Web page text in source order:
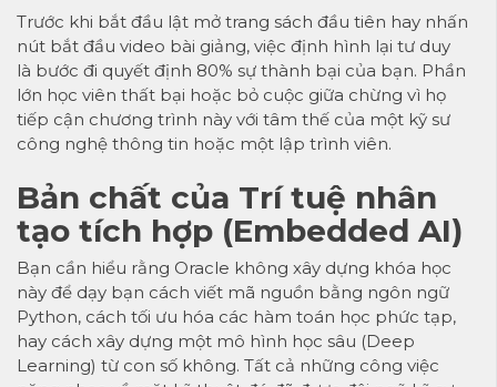
Trước khi bắt đầu lật mở trang sách đầu tiên hay nhấn
nút bắt đầu video bài giảng, việc định hình lại tư duy
là bước đi quyết định 80% sự thành bại của bạn. Phần
lớn học viên thất bại hoặc bỏ cuộc giữa chừng vì họ
tiếp cận chương trình này với tâm thế của một kỹ sư
công nghệ thông tin hoặc một lập trình viên.
Bản chất của Trí tuệ nhân
tạo tích hợp (Embedded AI)
Bạn cần hiểu rằng Oracle không xây dựng khóa học
này để dạy bạn cách viết mã nguồn bằng ngôn ngữ
Python, cách tối ưu hóa các hàm toán học phức tạp,
hay cách xây dựng một mô hình học sâu (Deep
Learning) từ con số không. Tất cả những công việc